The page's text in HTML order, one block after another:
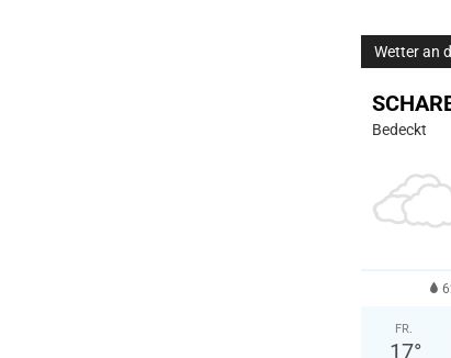
Wetter an
Bedeckt
FR.
17°